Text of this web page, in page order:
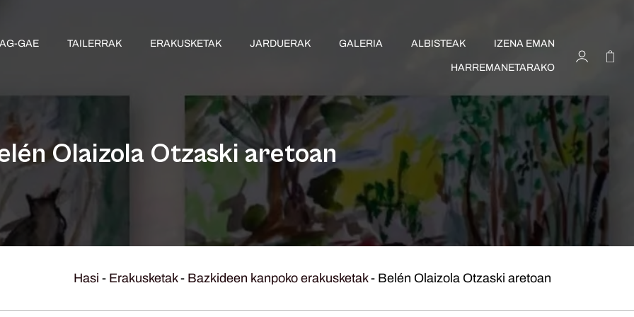
GAE TAILERRAK ERAKUSKETAK JARDUERAK GALERIA ALBISTEAK IZENA EMAN
HARREMANETARAKO
Olaizola Otzaski aretoan
Hasi - Erakusketak- Bazkideen kanpoko erakusketak- Belén Olaizola Otzaski aretoan